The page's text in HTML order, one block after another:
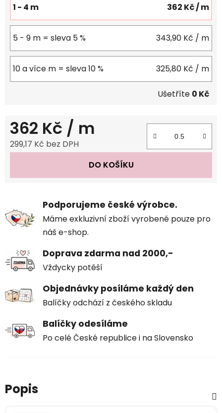
1 - 4 m 362 Kč/ m
5 - 9 m = sleva 5 % 343,90 Kč / m
10 a více m = sleva 10 % 325,80 Kč / m
Ušetříte 0 Kč
362 Kč / m
299,17 Kč bez DPH
DO KOŠÍKU
Podporujeme české výrobce.
Máme exkluzivní zboží vyrobené pouze pro
náš e-shop.
Doprava zdarma nad 2000,-
Vždycky potěší
Objednávky posíláme každý den
Balíčky odchází z českého skladu
Balíčky odesíláme
Po celé České republice i na Slovensko
Popis